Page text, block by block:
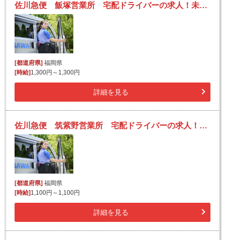
佐川急便 飯塚営業所 宅配ドライバーの求人！未経験歓迎！先輩たちがサポートします♪
[都道府県]福岡県
[時給]1,300円～1,300円
詳細を見る
佐川急便 筑紫野営業所 宅配ドライバーの求人！未経験歓迎！先輩たちがサポートします♪
[都道府県]福岡県
[時給]1,100円～1,100円
詳細を見る